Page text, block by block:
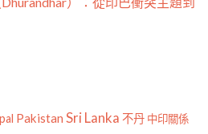
Pakistan Sri Lanka 不丹 中印關係